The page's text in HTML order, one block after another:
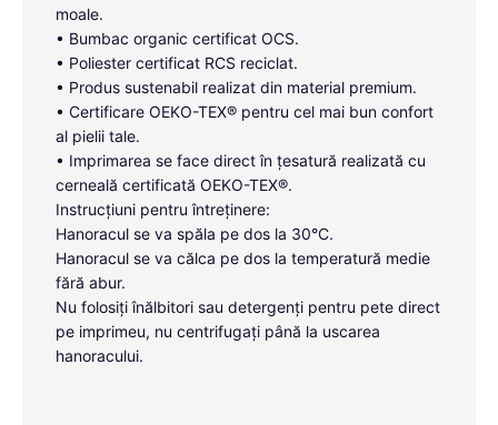
moale.
• Bumbac organic certificat OCS.
• Poliester certificat RCS reciclat.
• Produs sustenabil realizat din material premium.
• Certificare OEKO-TEX® pentru cel mai bun confort
al pielii tale.
• Imprimarea se face direct în țesatură realizată cu
cerneală certificată OEKO-TEX®.
Instrucțiuni pentru întreținere:
Hanoracul se va spăla pe dos la 30°C.
Hanoracul se va călca pe dos la temperatură medie
fără abur.
Nu folosiți înălbitori sau detergenți pentru pete direct
pe imprimeu, nu centrifugați până la uscarea
hanoracului.